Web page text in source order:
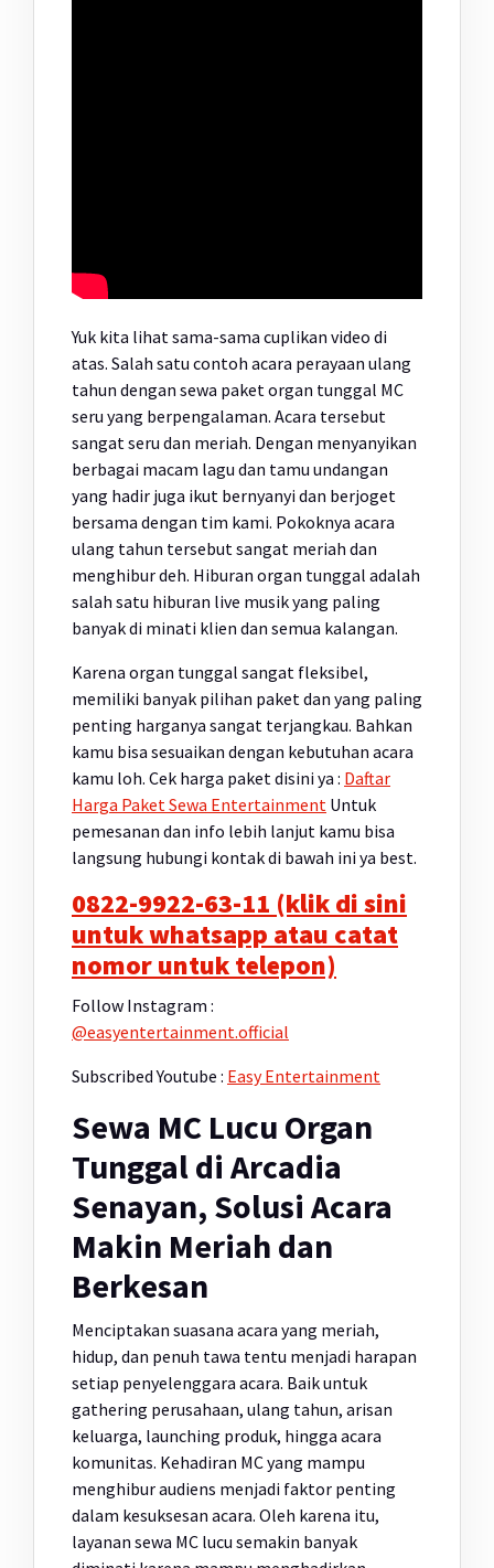
Yuk kita lihat sama-sama cuplikan video di
atas. Salah satu contoh acara perayaan ulang
tahun dengan sewa paket organ tunggal MC
seru yang berpengalaman. Acara tersebut
sangat seru dan meriah. Dengan menyanyikan
berbagai macam lagu dan tamu undangan
yang hadir juga ikut bernyanyi dan berjoget
bersama dengan tim kami. Pokoknya acara
ulang tahun tersebut sangat meriah dan
menghibur deh. Hiburan organ tunggal adalah
salah satu hiburan live musik yang paling
banyak di minati klien dan semua kalangan.
Karena organ tunggal sangat fleksibel,
memiliki banyak pilihan paket dan yang paling
penting harganya sangat terjangkau. Bahkan
kamu bisa sesuaikan dengan kebutuhan acara
kamu loh. Cek harga paket disini ya : Daftar
Harga Paket Sewa Entertainment Untuk
pemesanan dan info lebih lanjut kamu bisa
langsung hubungi kontak di bawah ini ya best.
0822-9922-63-11 (klik di sini
untuk whatsapp atau catat
nomor untuk telepon)
Follow Instagram :
@easyentertainment.official
Subscribed Youtube : Easy Entertainment
Sewa MC Lucu Organ
Tunggal di Arcadia
Senayan, Solusi Acara
Makin Meriah dan
Berkesan
Menciptakan suasana acara yang meriah,
hidup, dan penuh tawa tentu menjadi harapan
setiap penyelenggara acara. Baik untuk
gathering perusahaan, ulang tahun, arisan
keluarga, launching produk, hingga acara
komunitas. Kehadiran MC yang mampu
menghibur audiens menjadi faktor penting
dalam kesuksesan acara. Oleh karena itu,
layanan sewa MC lucu semakin banyak